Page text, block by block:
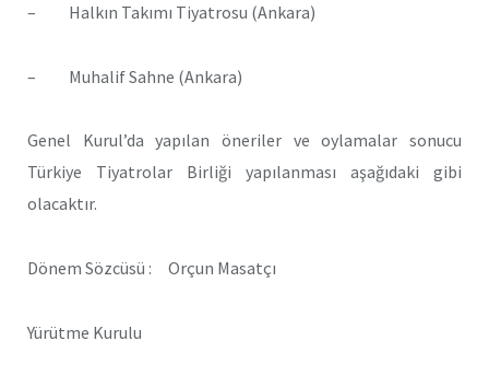
– Halkın Takımı Tiyatrosu (Ankara)
– Muhalif Sahne (Ankara)
Genel Kurul’da yapılan öneriler ve oylamalar sonucu
Türkiye Tiyatrolar Birliği yapılanması aşağıdaki gibi
olacaktır.
Dönem Sözcüsü : Orçun Masatçı
Yürütme Kurulu